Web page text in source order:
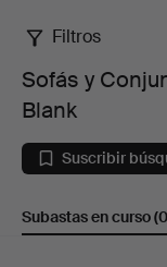
Sofás
Conjuntos
de
Filtros
Sofás y
Blank
Suscribir
Subastas en curso